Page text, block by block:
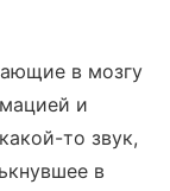
в мозгу
и
то звук,
в